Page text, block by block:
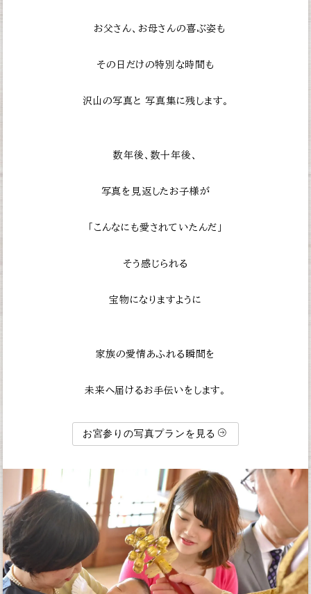
お父さん、お母さんの喜ぶ姿も
その日だけの特別な時間も
沢山の写真と 写真集に残します。
数年後、数十年後、
写真を見返したお子様が
「こんなにも愛されていたんだ」
そう感じられる
宝物になりますように
家族の愛情あふれる瞬間を
未来へ届けるお手伝いをします。
お宮参りの写真プランを見る